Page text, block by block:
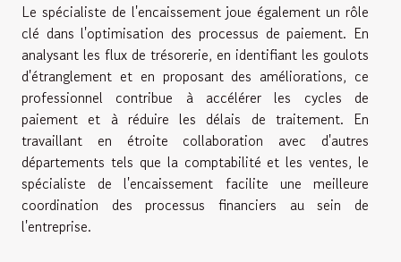
Le spécialiste de l'encaissement joue également un rôle
clé dans l'optimisation des processus de paiement. En
analysant les flux de trésorerie, en identifiant les goulots
d'étranglement et en proposant des améliorations, ce
professionnel contribue à accélérer les cycles de
paiement et à réduire les délais de traitement. En
travaillant en étroite collaboration avec d'autres
départements tels que la comptabilité et les ventes, le
spécialiste de l'encaissement facilite une meilleure
coordination des processus financiers au sein de
l'entreprise.